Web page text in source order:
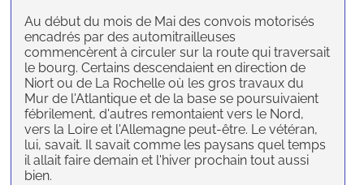
Au début du mois de Mai des convois motorisés
encadrés par des automitrailleuses
commencèrent à circuler sur la route qui traversait
le bourg. Certains descendaient en direction de
Niort ou de La Rochelle où les gros travaux du
Mur de l'Atlantique et de la base se poursuivaient
fébrilement, d'autres remontaient vers le Nord,
vers la Loire et l'Allemagne peut-être. Le vétéran,
lui, savait. Il savait comme les paysans quel temps
il allait faire demain et l'hiver prochain tout aussi
bien.